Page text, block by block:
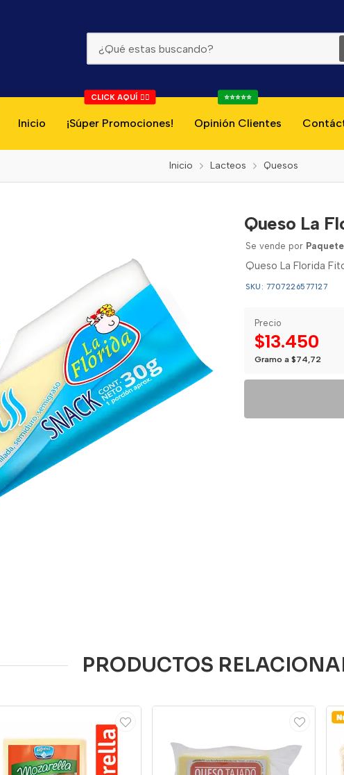
Inicio ¡Súper Promociones!
CLICK AQUÍ 👇🏻
Opinión Clientes
⭐⭐⭐⭐⭐
Inicio Lacteos Quesos
Queso La
Se vende por
Queso La Florida
SKU: 7707226577127
Precio
$13.450
Gramo a $74,72
PRODUCTOS